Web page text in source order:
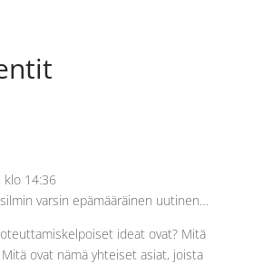
klo 14:36
varsin epämääräinen uutinen…
ideat ovat? Mitä
ovat nämä yhteiset asiat, joista